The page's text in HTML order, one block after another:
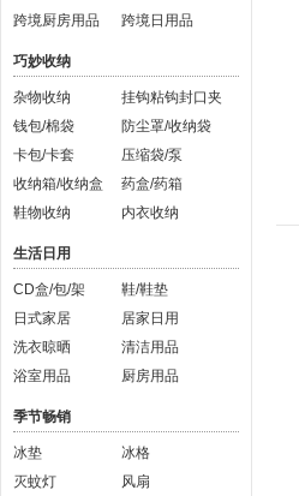
跨境厨房用品
跨境日用品
巧妙收纳
杂物收纳
挂钩粘钩封口夹
钱包/棉袋
防尘罩/收纳袋
卡包/卡套
压缩袋/泵
收纳箱/收纳盒
药盒/药箱
鞋物收纳
内衣收纳
生活日用
CD盒/包/架
鞋/鞋垫
日式家居
居家日用
洗衣晾晒
清洁用品
浴室用品
厨房用品
季节畅销
冰垫
冰格
灭蚊灯
风扇